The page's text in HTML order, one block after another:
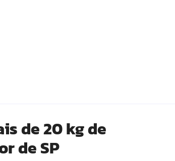
de 20 kg de
de SP